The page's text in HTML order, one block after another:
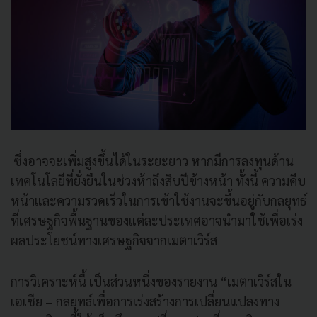
ซึ่งอาจจะเพิ่มสูงขึ้นได้ในระยะยาว หากมีการลงทุนด้าน
เทคโนโลยีที่ยั่งยืนในช่วงห้าถึงสิบปีข้างหน้า ทั้งนี้ ความคืบ
หน้าและความรวดเร็วในการเข้าใช้งานจะขึ้นอยู่กับกลยุทธ์
ที่เศรษฐกิจพื้นฐานของแต่ละประเทศอาจนำมาใช้เพื่อเร่ง
ผลประโยชน์ทางเศรษฐกิจจากเมตาเวิร์ส
การวิเคราะห์นี้ เป็นส่วนหนึ่งของรายงาน “เมตาเวิร์สใน
เอเชีย – กลยุทธ์เพื่อการเร่งสร้างการเปลี่ยนแปลงทาง